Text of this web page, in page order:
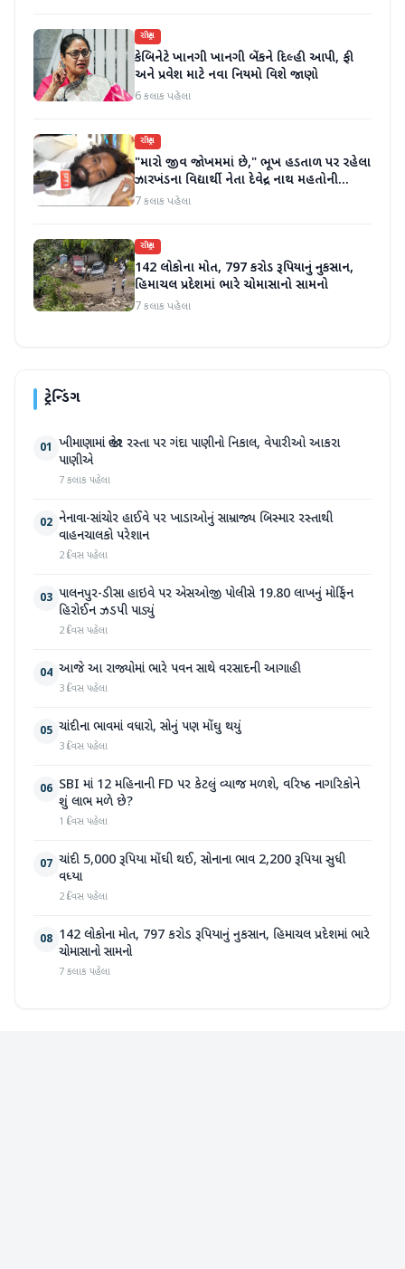
રાષ્ટ્રીય
કેબિનેટે ખાનગી ખાનગી બેંકને દિલ્હી આપી, ફી
અને પ્રવેશ માટે નવા નિયમો વિશે જાણો
6 કલાક પહેલા
રાષ્ટ્રીય
"મારો જીવ જોખમમાં છે," ભૂખ હડતાળ પર રહેલા
ઝારખંડના વિદ્યાર્થી નેતા દેવેન્દ્ર નાથ મહતોની
તબિયત ખરાબ
7 કલાક પહેલા
રાષ્ટ્રીય
142 લોકોના મોત, 797 કરોડ રૂપિયાનું નુકસાન,
હિમાચલ પ્રદેશમાં ભારે ચોમાસાનો સામનો
7 કલાક પહેલા
ટ્રેન્ડિંગ
01 ખીમાણામાં જાહેર રસ્તા પર ગંદા પાણીનો નિકાલ, વેપારીઓ આકરા
પાણીએ
7 કલાક પહેલા
02 નેનાવા-સાંચોર હાઈવે પર ખાડાઓનું સામ્રાજ્ય બિસ્માર રસ્તાથી
વાહનચાલકો પરેશાન
2 દિવસ પહેલા
03 પાલનપુર-ડીસા હાઇવે પર એસઓજી પોલીસે 19.80 લાખનું મોર્ફિન
હિરોઈન ઝડપી પાડ્યું
2 દિવસ પહેલા
04 આજે આ રાજ્યોમાં ભારે પવન સાથે વરસાદની આગાહી
3 દિવસ પહેલા
05 ચાંદીના ભાવમાં વધારો, સોનું પણ મોંઘુ થયું
3 દિવસ પહેલા
06 SBI માં 12 મહિનાની FD પર કેટલું વ્યાજ મળશે, વરિષ્ઠ નાગરિકોને
શું લાભ મળે છે?
1 દિવસ પહેલા
07 ચાંદી 5,000 રૂપિયા મોંઘી થઈ, સોનાના ભાવ 2,200 રૂપિયા સુધી
વધ્યા
2 દિવસ પહેલા
08 142 લોકોના મોત, 797 કરોડ રૂપિયાનું નુકસાન, હિમાચલ પ્રદેશમાં ભારે
ચોમાસાનો સામનો
7 કલાક પહેલા